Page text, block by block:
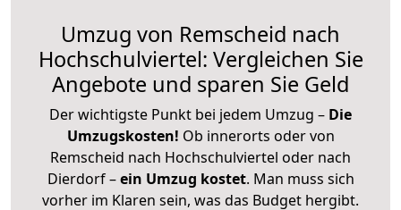
Umzug von Remscheid nach
Hochschulviertel: Vergleichen Sie
Angebote und sparen Sie Geld
Der wichtigste Punkt bei jedem Umzug – Die
Umzugskosten! Ob innerorts oder von
Remscheid nach Hochschulviertel oder nach
Dierdorf –ein Umzug kostet. Man muss sich
vorher im Klaren sein, was das Budget hergibt.